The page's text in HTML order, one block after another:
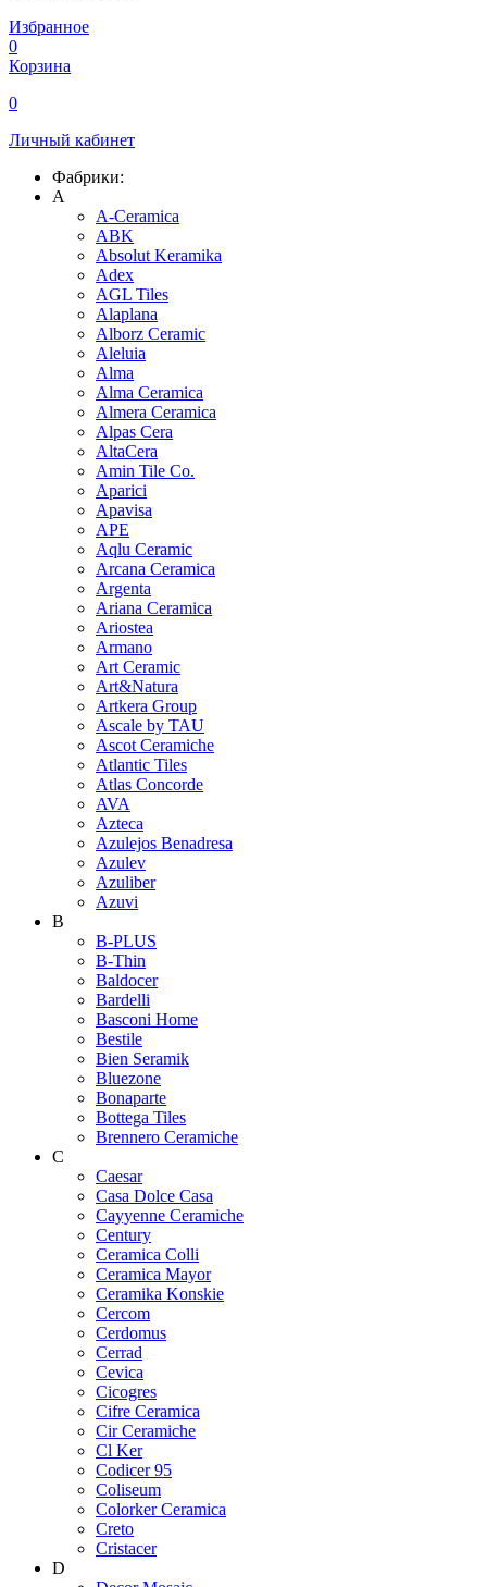
Избранное
0
Корзина
0
Личный кабинет
Фабрики:
A
A-Ceramica
ABK
Absolut Keramika
Adex
AGL Tiles
Alaplana
Alborz Ceramic
Aleluia
Alma
Alma Ceramica
Almera Ceramica
Alpas Cera
AltaCera
Amin Tile Co.
Aparici
Apavisa
APE
Aqlu Ceramic
Arcana Ceramica
Argenta
Ariana Ceramica
Ariostea
Armano
Art Ceramic
Art&Natura
Artkera Group
Ascale by TAU
Ascot Ceramiche
Atlantic Tiles
Atlas Concorde
AVA
Azteca
Azulejos Benadresa
Azulev
Azuliber
Azuvi
B
B-PLUS
B-Thin
Baldocer
Bardelli
Basconi Home
Bestile
Bien Seramik
Bluezone
Bonaparte
Bottega Tiles
Brennero Ceramiche
C
Caesar
Casa Dolce Casa
Cayyenne Ceramiche
Century
Ceramica Colli
Ceramica Mayor
Ceramika Konskie
Cercom
Cerdomus
Cerrad
Cevica
Cicogres
Cifre Ceramica
Cir Ceramiche
Cl Ker
Codicer 95
Coliseum
Colorker Ceramica
Creto
Cristacer
D